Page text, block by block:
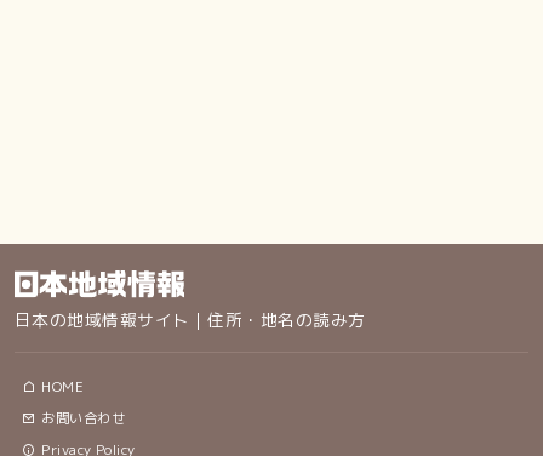
日本の地域情報サイト｜住所・地名の読み方
HOME
お問い合わせ
Privacy Policy